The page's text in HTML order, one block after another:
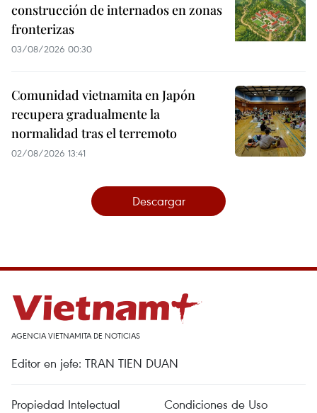
construcción de internados en zonas
fronterizas
03/08/2026 00:30
Comunidad vietnamita en Japón
recupera gradualmente la
normalidad tras el terremoto
02/08/2026 13:41
Descargar
AGENCIA VIETNAMITA DE NOTICIAS
Editor en jefe: TRAN TIEN DUAN
Propiedad Intelectual
Condiciones de Uso